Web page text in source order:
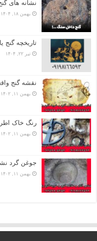
نشانه های
بهمن ۱۸, ۱۴۰۴
تاریخچه گنج‌
تیر ۲۲, ۱۴۰۴
نقشه گنج
بهمن ۱۱, ۱۴۰۲
رنگ خاک
بهمن ۱۱, ۱۴۰۲
جوغن گرد
بهمن ۱۱, ۱۴۰۲